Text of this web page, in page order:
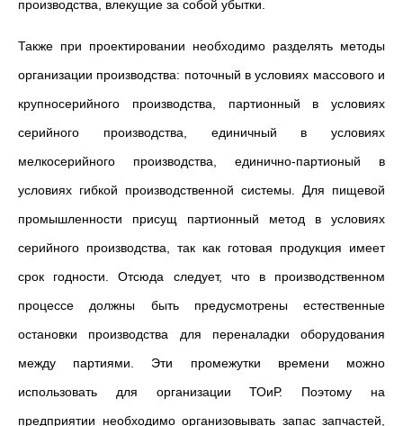
производства, влекущие за собой убытки.
Также при проектировании необходимо разделять методы
организации производства: поточный в условиях массового и
крупносерийного производства, партионный в условиях
серийного производства, единичный в условиях
мелкосерийного производства, единично-партионый в
условиях гибкой производственной системы. Для пищевой
промышленности присущ партионный метод в условиях
серийного производства, так как готовая продукция имеет
срок годности. Отсюда следует, что в производственном
процессе должны быть предусмотрены естественные
остановки производства для переналадки оборудования
между партиями. Эти промежутки времени можно
использовать для организации ТОиР. Поэтому на
предприятии необходимо организовывать запас запчастей,